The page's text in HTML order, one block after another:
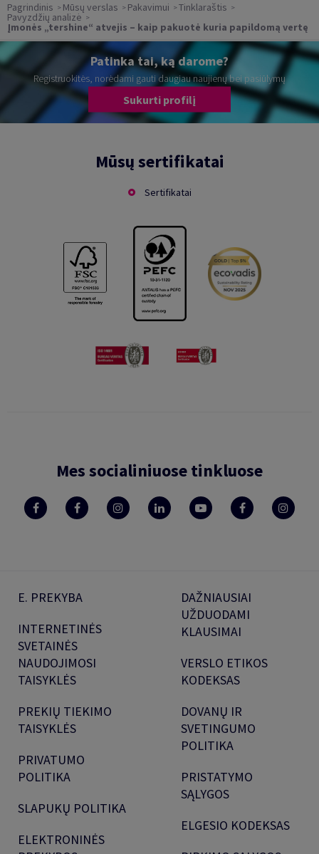
Pagrindinis Mūsų verslas Pakavimui Tinklaraštis
Pavyzdžių analizė
Įmonės „tershine“ atvejis – kaip pakuotė kuria papildomą vertę
Patinka tai, ką darome?
Registruokitės, norėdami gauti daugiau naujienų bei pasiūlymų
Sukurti profilį
Mūsų sertifikatai
Sertifikatai
Mes socialiniuose tinkluose
E. PREKYBA
INTERNETINĖS
SVETAINĖS
NAUDOJIMOSI
TAISYKLĖS
PREKIŲ TIEKIMO
TAISYKLĖS
PRIVATUMO
POLITIKA
SLAPUKŲ POLITIKA
ELEKTRONINĖS
DAŽNIAUSIAI
UŽDUODAMI
KLAUSIMAI
VERSLO ETIKOS
KODEKSAS
DOVANŲ IR
SVETINGUMO
POLITIKA
PRISTATYMO
SĄLYGOS
ELGESIO KODEKSAS